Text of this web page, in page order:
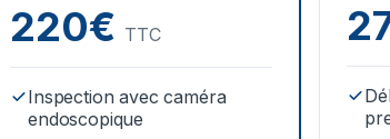
220€ TTC
Inspection avec caméra
endoscopique